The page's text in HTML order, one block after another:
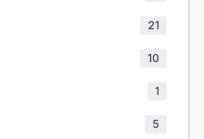
21
10
1
5